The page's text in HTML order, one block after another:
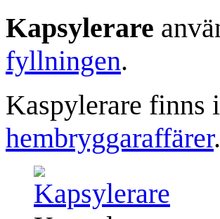
Kapsylerare
fyllningen.
Kaspylerare finns
hembryggaraffärer.